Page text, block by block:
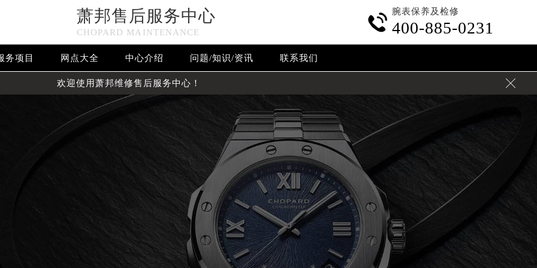
萧邦售后服务中心
CHOPARD MAINTENANCE

腕表保养及检修
400-885-0231
务项目 网点大全 中心介绍 问题/知识/资讯 联系我们
欢迎使用萧邦维修售后服务中心！ 